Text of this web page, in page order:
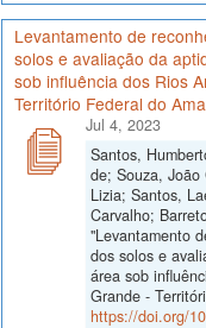
Levantamento de
solos e avaliação da
sob influência dos Rios
Território Federal do
Jul 4, 2023
Santos,
de; Souza,
Lizia; Santos,
Carvalho;
"Levantamento
dos solos e
área sob
Grande -
https://doi.org/